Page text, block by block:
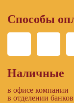
Способы
Наличные
в офисе компании
в отделении